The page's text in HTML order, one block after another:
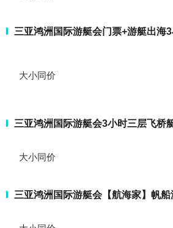
三亚鸿洲国际游艇会门票+游艇出海
大小同价
三亚鸿洲国际游艇会3小时三层飞桥
大小同价
三亚鸿洲国际游艇会【航海家】帆